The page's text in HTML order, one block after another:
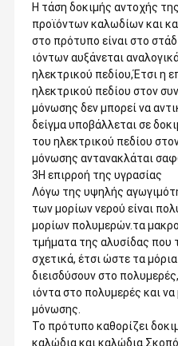
Η τάση δοκιμής αντοχής
προϊόντων καλωδίων και
στο πρότυπο είναι στο
ιόντων αυξάνεται
ηλεκτρικού πεδίου,Έτσι η
ηλεκτρικού πεδίου στον
μόνωσης δεν μπορεί να
δείγμα υποβάλλεται σε
του ηλεκτρικού πεδίου
μόνωσης αντανακλάται
3Η επιρροή της υγρασίας
Λόγω της υψηλής
των μορίων νερού είναι
μορίων πολυμερών.τα
τμήματα της αλυσίδας που
σχετικά, έτσι ώστε τα
διεισδύσουν στο
ιόντα στο πολυμερές και
μόνωσης.
Το πρότυπο καθορίζει
καλώδια και